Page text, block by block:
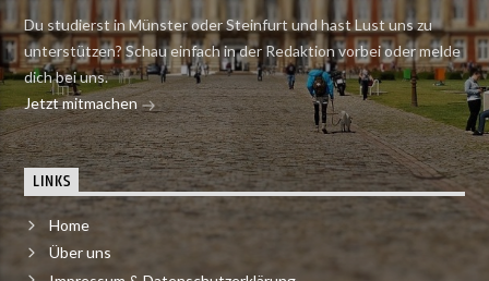
Du studierst in Münster oder Steinfurt und hast Lust uns zu
unterstützen? Schau einfach in der Redaktion vorbei oder melde
dich bei uns.
Jetzt mitmachen
LINKS
Home
Über uns